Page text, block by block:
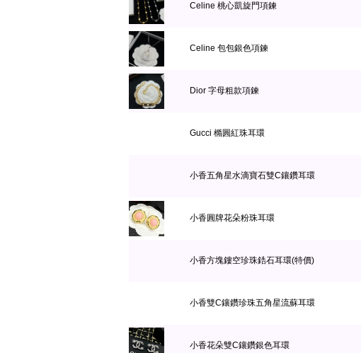
Celine 桃心凱旋門項鍊
Celine 包包銀色項鍊
Dior 字母粗款項鍊
Gucci 橢圓紅珠耳環
小香五角星水滴寶石雙C鑲鑽耳環
小香圓牌花朵粉珠耳環
小香方塊鏤空珍珠鋯石耳環(特價)
小香雙C鑲鑽珍珠五角星流蘇耳環
小香花朵雙C鑲鑽銀色耳環